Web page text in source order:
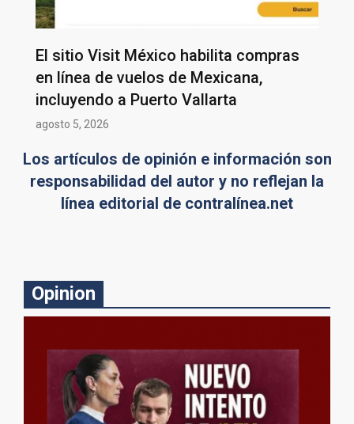
El sitio Visit México habilita compras
en línea de vuelos de Mexicana,
incluyendo a Puerto Vallarta
agosto 5, 2026
Los artículos de opinión e información son
responsabilidad del autor y no reflejan la
línea editorial de contralínea.net
Opinion